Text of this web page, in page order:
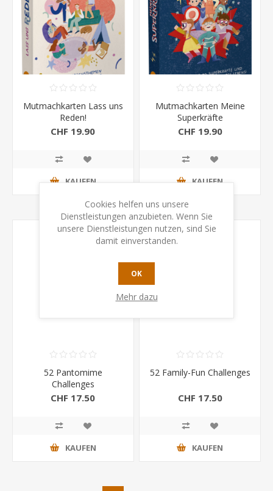
Mutmachkarten Lass uns
Reden!
CHF 19.90
KAUFEN
Mutmachkarten Meine
Superkräfte
CHF 19.90
KAUFEN
52 Pantomime
Challenges
CHF 17.50
KAUFEN
52 Family-Fun Challenges
CHF 17.50
KAUFEN
Cookies helfen uns unsere
Dienstleistungen anzubieten. Wenn Sie
unsere Dienstleistungen nutzen, sind Sie
damit einverstanden.
OK
Mehr dazu